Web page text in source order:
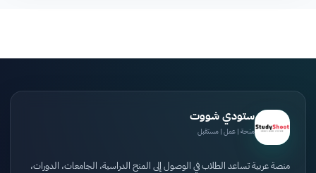
ستودي شووت
منحة | عمل | مستقبل
منصة عربية تساعد الطلاب في الوصول إلى المنح الدراسية، الجامعات، الدورات،